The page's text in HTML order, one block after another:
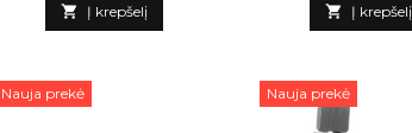
 Į krepšelį  Į krepšelį
Nauja prekė Nauja prekė